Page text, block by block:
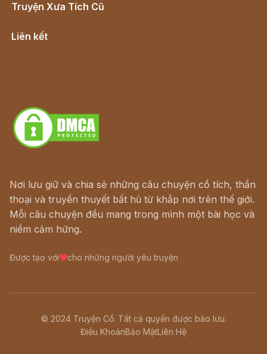
Truyện Xưa Tích Cũ
Liên kết
Nơi lưu giữ và chia sẻ những câu chuyện cổ tích, thần
thoại và truyền thuyết bất hủ từ khắp nơi trên thế giới.
Mỗi câu chuyện đều mang trong mình một bài học và
niềm cảm hứng.
Được tạo với cho những người yêu truyện
© 2024 Truyện Cổ. Tất cả quyền được bảo lưu.
Điều KhoảnBảo MậtLiên Hệ